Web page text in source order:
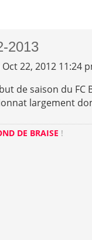
2013
Oct 22, 2012 11:24
de saison du FC
largement
DE BRAISE !